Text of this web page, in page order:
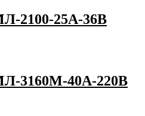
2100-25А-36В
3160М-40А-220В